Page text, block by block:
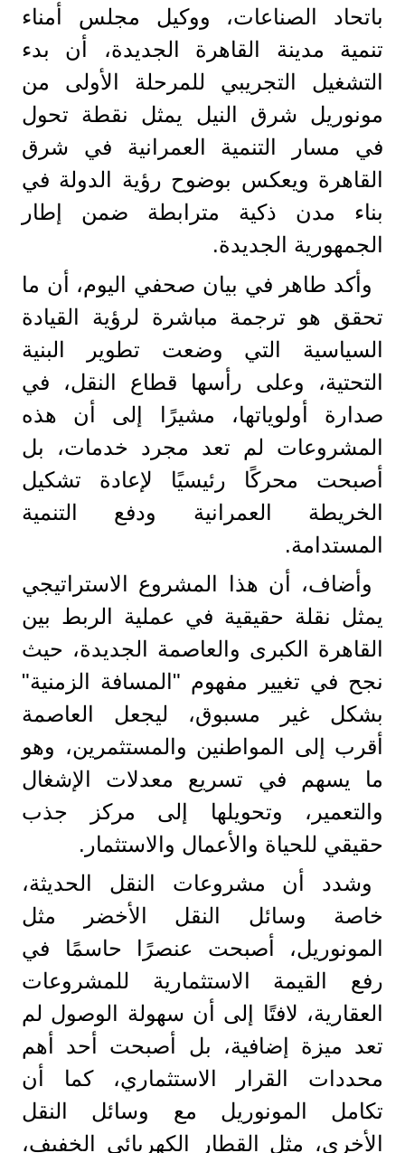
باتحاد الصناعات، ووكيل مجلس أمناء
تنمية مدينة القاهرة الجديدة، أن بدء
التشغيل التجريبي للمرحلة الأولى من
مونوريل شرق النيل يمثل نقطة تحول
في مسار التنمية العمرانية في شرق
القاهرة ويعكس بوضوح رؤية الدولة في
بناء مدن ذكية مترابطة ضمن إطار
الجمهورية الجديدة.
وأكد طاهر في بيان صحفي اليوم، أن ما
تحقق هو ترجمة مباشرة لرؤية القيادة
السياسية التي وضعت تطوير البنية
التحتية، وعلى رأسها قطاع النقل، في
صدارة أولوياتها، مشيرًا إلى أن هذه
المشروعات لم تعد مجرد خدمات، بل
أصبحت محركًا رئيسيًا لإعادة تشكيل
الخريطة العمرانية ودفع التنمية
المستدامة.
وأضاف، أن هذا المشروع الاستراتيجي
يمثل نقلة حقيقية في عملية الربط بين
القاهرة الكبرى والعاصمة الجديدة، حيث
نجح في تغيير مفهوم "المسافة الزمنية"
بشكل غير مسبوق، ليجعل العاصمة
أقرب إلى المواطنين والمستثمرين، وهو
ما يسهم في تسريع معدلات الإشغال
والتعمير، وتحويلها إلى مركز جذب
حقيقي للحياة والأعمال والاستثمار.
وشدد أن مشروعات النقل الحديثة،
خاصة وسائل النقل الأخضر مثل
المونوريل، أصبحت عنصرًا حاسمًا في
رفع القيمة الاستثمارية للمشروعات
العقارية، لافتًا إلى أن سهولة الوصول لم
تعد ميزة إضافية، بل أصبحت أحد أهم
محددات القرار الاستثماري، كما أن
تكامل المونوريل مع وسائل النقل
الأخرى، مثل القطار الكهربائي الخفيف،